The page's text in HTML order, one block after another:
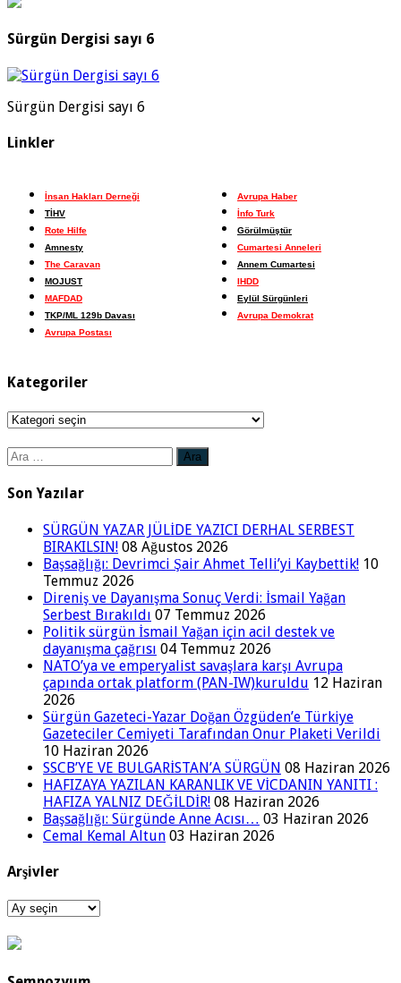
Sürgün Dergisi sayı 6
Sürgün Dergisi sayı 6
Linkler
İnsan Hakları Derneği
TİHV
Rote Hilfe
Amnesty
The Caravan
MOJUST
MAFDAD
TKP/ML 129b Davası
Avrupa Postası
Avrupa Haber
İnfo Turk
Görülmüştür
Cumartesi Anneleri
Annem Cumartesi
IHDD
Eylül Sürgünleri
Avrupa Demokrat
Kategoriler
Kategoriler
Arama:
Son Yazılar
SÜRGÜN YAZAR JÜLİDE YAZICI DERHAL SERBEST
BIRAKILSIN! 08 Ağustos 2026
Başsağlığı: Devrimci Şair Ahmet Telli’yi Kaybettik! 10
Temmuz 2026
Direniş ve Dayanışma Sonuç Verdi: İsmail Yağan
Serbest Bırakıldı 07 Temmuz 2026
Politik sürgün İsmail Yağan için acil destek ve
dayanışma çağrısı 04 Temmuz 2026
NATO’ya ve emperyalist savaşlara karşı Avrupa
çapında ortak platform (PAN-IW)kuruldu 12 Haziran
2026
Sürgün Gazeteci-Yazar Doğan Özgüden’e Türkiye
Gazeteciler Cemiyeti Tarafından Onur Plaketi Verildi
10 Haziran 2026
SSCB’YE VE BULGARİSTAN’A SÜRGÜN 08 Haziran 2026
HAFIZAYA YAZILAN KARANLIK VE VİCDANIN YANITI :
HAFIZA YALNIZ DEĞİLDİR! 08 Haziran 2026
Başsağlığı: Sürgünde Anne Acısı… 03 Haziran 2026
Cemal Kemal Altun 03 Haziran 2026
Arşivler
Arşivler